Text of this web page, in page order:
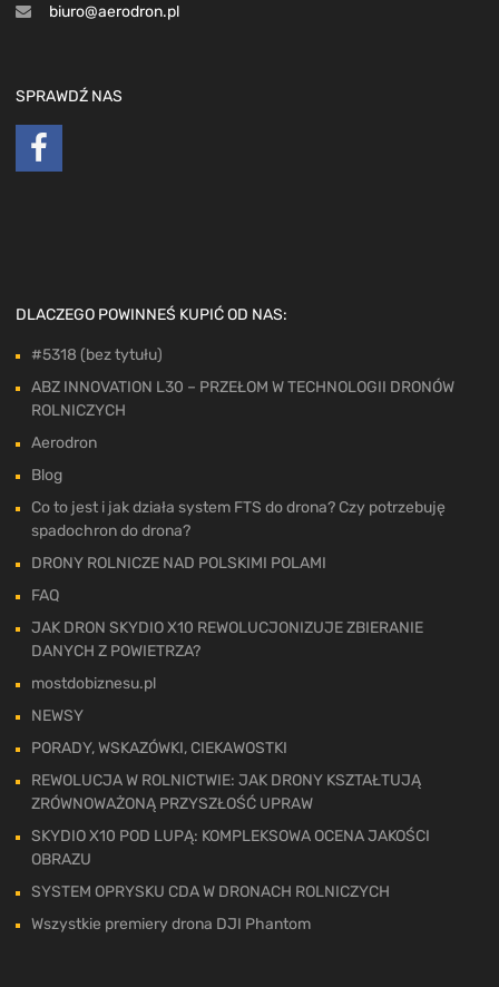
biuro@aerodron.pl
SPRAWDŹ NAS
DLACZEGO POWINNEŚ KUPIĆ OD NAS:
#5318 (bez tytułu)
ABZ INNOVATION L30 – PRZEŁOM W TECHNOLOGII DRONÓW
ROLNICZYCH
Aerodron
Blog
Co to jest i jak działa system FTS do drona? Czy potrzebuję
spadochron do drona?
DRONY ROLNICZE NAD POLSKIMI POLAMI
FAQ
JAK DRON SKYDIO X10 REWOLUCJONIZUJE ZBIERANIE
DANYCH Z POWIETRZA?
mostdobiznesu.pl
NEWSY
PORADY, WSKAZÓWKI, CIEKAWOSTKI
REWOLUCJA W ROLNICTWIE: JAK DRONY KSZTAŁTUJĄ
ZRÓWNOWAŻONĄ PRZYSZŁOŚĆ UPRAW
SKYDIO X10 POD LUPĄ: KOMPLEKSOWA OCENA JAKOŚCI
OBRAZU
SYSTEM OPRYSKU CDA W DRONACH ROLNICZYCH
Wszystkie premiery drona DJI Phantom